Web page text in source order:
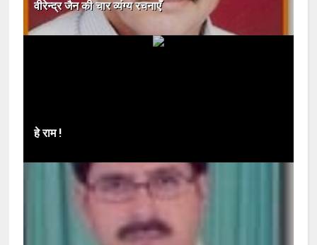
वीरेन्द्र जैन की चार व्यंग्य रचनाएँ
हे राम !